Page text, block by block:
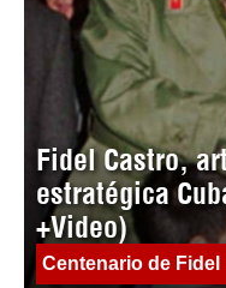
Fidel Castro,
estratégica
+Video)
Centenario de Fidel